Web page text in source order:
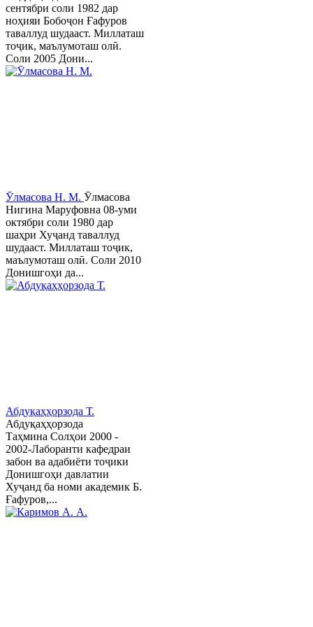
сентябри соли 1982 дар
ноҳияи Бобоҷон Ғафуров
таваллуд шудааст. Миллаташ
тоҷик, маълумоташ олӣ.
Соли 2005 Дони...
Ӯлмасова Н. М. Ӯлмасова
Нигина Маруфовна 08-уми
октябри соли 1980 дар
шаҳри Хуҷанд таваллуд
шудааст. Миллаташ тоҷик,
маълумоташ олӣ. Соли 2010
Донишгоҳи да...
Абдуқаҳҳорзода Т.
Абдуқаҳҳорзода
Таҳмина Солҳои 2000 -
2002-Лаборанти кафедраи
забон ва адабиёти тоҷики
Донишгоҳи давлатии
Хуҷанд ба номи академик Б.
Ғафуров,...